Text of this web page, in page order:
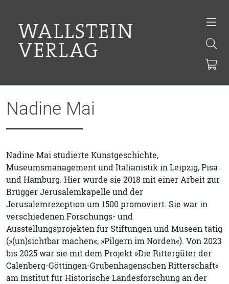
Nadine Mai
Nadine Mai studierte Kunstgeschichte,
Museumsmanagement und Italianistik in Leipzig, Pisa
und Hamburg. Hier wurde sie 2018 mit einer Arbeit zur
Brügger Jerusalemkapelle und der
Jerusalemrezeption um 1500 promoviert. Sie war in
verschiedenen Forschungs- und
Ausstellungsprojekten für Stiftungen und Museen tätig
(»(un)sichtbar machen«, »Pilgern im Norden«). Von 2023
bis 2025 war sie mit dem Projekt »Die Rittergüter der
Calenberg-Göttingen-Grubenhagenschen Ritterschaft«
am Institut für Historische Landesforschung an der